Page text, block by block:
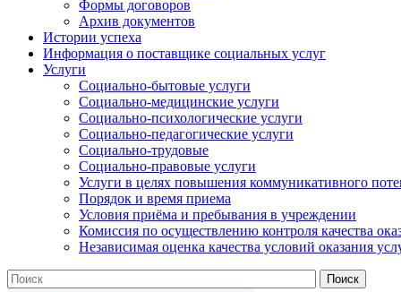
Формы договоров
Архив документов
Истории успеха
Информация о поставщике социальных услуг
Услуги
Социально-бытовые услуги
Социально-медицинские услуги
Социально-психологические услуги
Социально-педагогические услуги
Социально-трудовые
Социально-правовые услуги
Услуги в целях повышения коммуникативного
Порядок и время приема
Условия приёма и пребывания в учреждении
Комиссия по осуществлению контроля качества
Независимая оценка качества условий оказания